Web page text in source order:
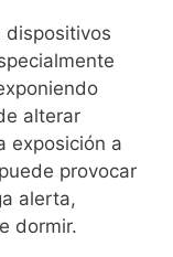
dispositivos
alterar
exposición a
provocar
alerta,
dormir.